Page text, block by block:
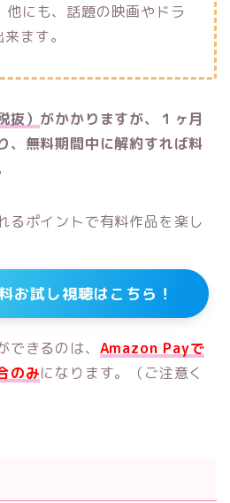
他にも、話題の映画やドラ
ます。
抜） がかかりますが、１ヶ月
、無料期間中に解約すれば料
ポイントで有料作品を楽し
お試し視聴はこちら！
きるのは、 Amazon Payで
のみになります。（ご注意く